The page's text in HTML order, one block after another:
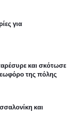
για
και σκότωσε
της πόλης
και